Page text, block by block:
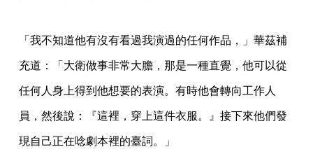
「我不知道他有沒有看過我演過的任何作品，」華茲補
充道：「大衛做事非常大膽，那是一種直覺，他可以從
任何人身上得到他想要的表演。有時他會轉向工作人
員，然後說：『這裡，穿上這件衣服。』接下來他們發
現自己正在唸劇本裡的臺詞。」